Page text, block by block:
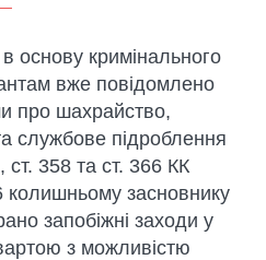
основу кримінального
вже повідомлено
про шахрайство,
службове підроблення
ст. 358 та ст. 366 КК
колишньому засновнику
запобіжні заходи у
з можливістю